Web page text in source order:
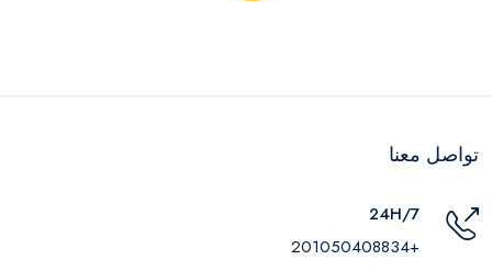
تواصل معنا
24H/7
+201050408834